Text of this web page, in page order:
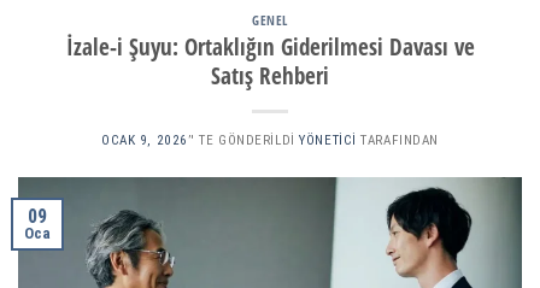
GENEL
İzale-i Şuyu: Ortaklığın Giderilmesi Davası ve
Satış Rehberi
OCAK 9, 2026 ’' TE GÖNDERILDI YÖNETICI TARAFINDAN
09
Oca